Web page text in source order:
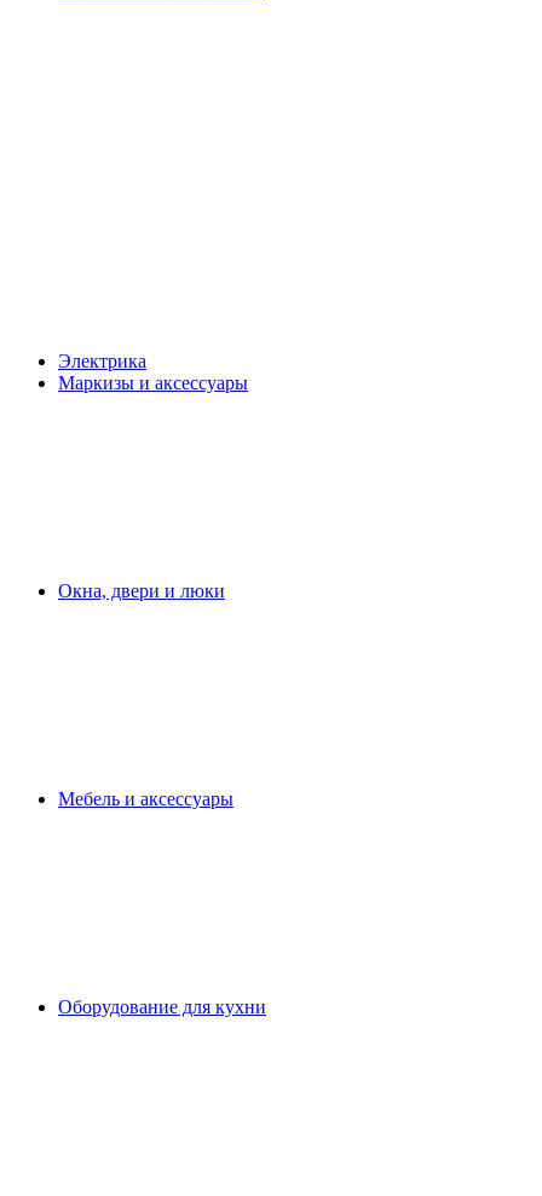
Электрика
Маркизы и аксессуары
Окна, двери и люки
Мебель и аксессуары
Оборудование для кухни